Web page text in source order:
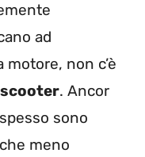
ad
non c’è
scooter. Ancor
sono
meno